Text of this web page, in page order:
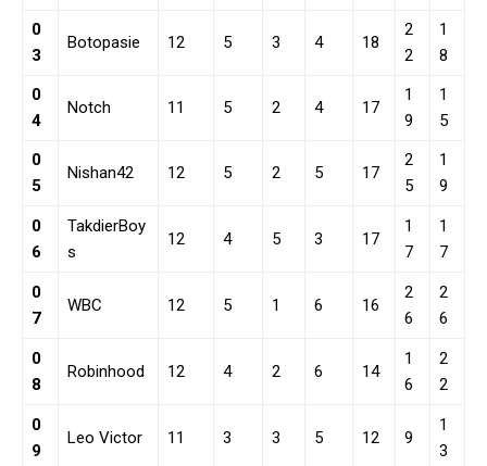
0
3
Botopasie 12 5 3 4 18
2
2
1
8
0
4
Notch 11 5 2 4 17
1
9
1
5
0
5
Nishan42 12 5 2 5 17
2
5
1
9
0
6
TakdierBoy
s
12 4 5 3 17
1
7
1
7
0
7
WBC 12 5 1 6 16
2
6
2
6
0
8
Robinhood 12 4 2 6 14
1
6
2
2
0
9
Leo Victor 11 3 3 5 12 9
1
3